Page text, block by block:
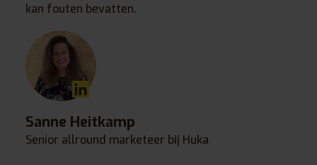
kan fouten bevatten.
Sanne Heitkamp
Senior allround marketeer bij Huka